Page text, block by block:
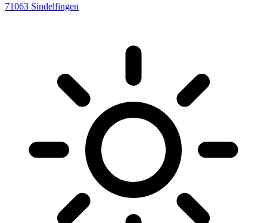
71063 Sindelfingen